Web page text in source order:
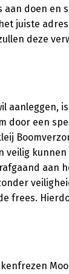
doen en
juiste
deze
een
aan
frees.